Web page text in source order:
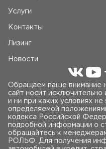
Услуги
Контакты
Лизинг
Новости
Обращаем ваше внимание
сайт носит
и ни при каких условиях
определяемой
кодекса Российской
подробной информации о
обращайтесь к
РОЛЬФ. Для получения